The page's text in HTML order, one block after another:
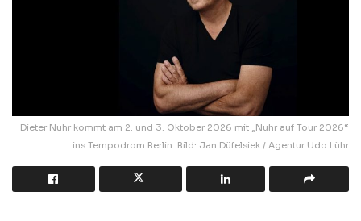
Dieter Nuhr kommt am 2. und 3. Oktober 2026 mit „Nuhr auf Tour 2026“
ins Tempodrom Berlin. Bild: Jan Düfelsiek / Agentur Udo Lühr